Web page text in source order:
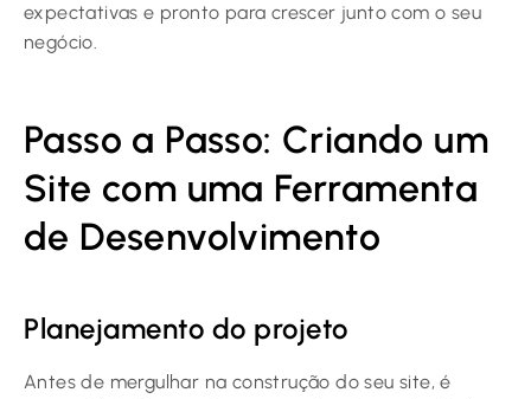
expectativas e pronto para crescer junto com o seu
negócio.
Passo a Passo: Criando um
Site com uma Ferramenta
de Desenvolvimento
Planejamento do projeto
Antes de mergulhar na construção do seu site, é